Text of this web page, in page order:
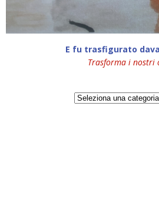
E fu trasfigurato
Trasforma i nostri
Categorie